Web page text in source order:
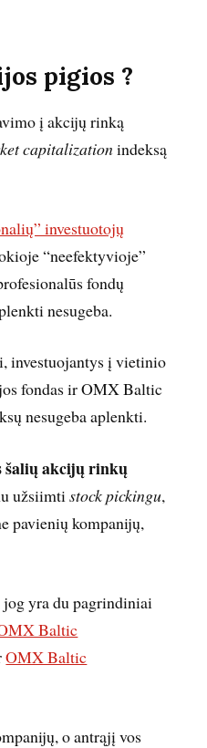
pigios ?
į akcijų rinką
capitalizationindeksą
investuotojų
“neefektyvioje”
fondų
nesugeba.
investuojantys į vietinio
fondas ir OMX Baltic
nesugeba aplenkti.
šalių akcijų rinkų
užsiimtistock pickingu,
pavienių kompanijų,
jog yra du pagrindiniai
Baltic
OMX Baltic
o antrąjį vos